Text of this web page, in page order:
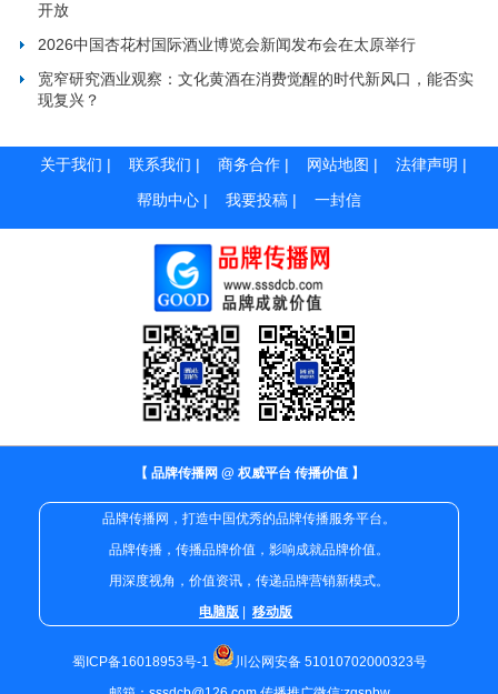
开放
2026中国杏花村国际酒业博览会新闻发布会在太原举行
宽窄研究酒业观察：文化黄酒在消费觉醒的时代新风口，能否实
现复兴？
关于我们 | 联系我们 | 商务合作 | 网站地图 | 法律声明 |
帮助中心 | 我要投稿 | 一封信
【 品牌传播网 @ 权威平台 传播价值 】
品牌传播网，打造中国优秀的品牌传播服务平台。
品牌传播，传播品牌价值，影响成就品牌价值。
用深度视角，价值资讯，传递品牌营销新模式。
电脑版
移动版
蜀ICP备16018953号-1
川公网安备 51010702000323号